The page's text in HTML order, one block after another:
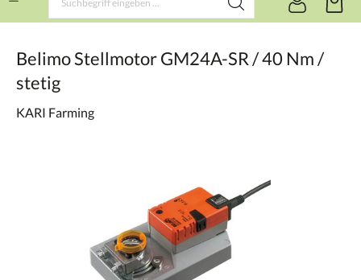
Belimo Stellmotor GM24A-SR / 40 Nm /
stetig
KARI Farming